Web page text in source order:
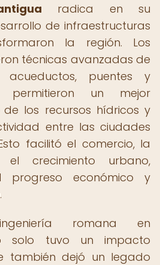
radica en su
de infraestructuras
la región. Los
técnicas avanzadas de
acueductos, puentes y
permitieron un mejor
los recursos hídricos y
entre las ciudades
facilitó el comercio, la
el crecimiento urbano,
progreso económico y
romana en
solo tuvo un impacto
también dejó un legado